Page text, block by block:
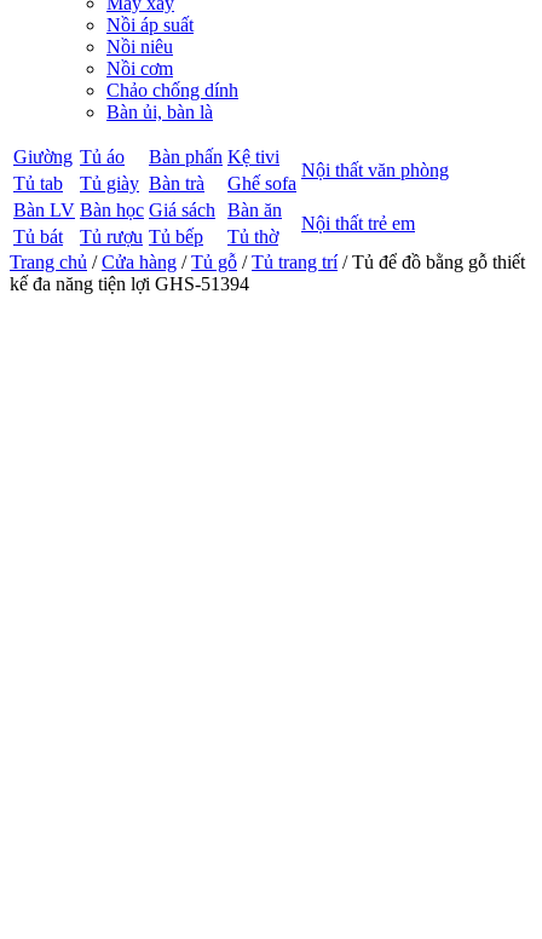
Nồi áp suất
Nồi niêu
Nồi cơm
Chảo chống dính
Bàn ủi, bàn là
Giường Tủ áo Bàn phấn Kệ tivi
Nội thất văn phòng
Tủ tab Tủ giày Bàn trà
Ghế sofa
Bàn LV Bàn học Giá sách Bàn ăn
Nội thất trẻ em
Tủ bát Tủ rượu Tủ bếp
Tủ thờ
Trang chủ /Cửa hàng /Tủ gỗ /Tủ trang trí/ Tủ để đồ bằng gỗ thiết
kế đa năng tiện lợi GHS-51394